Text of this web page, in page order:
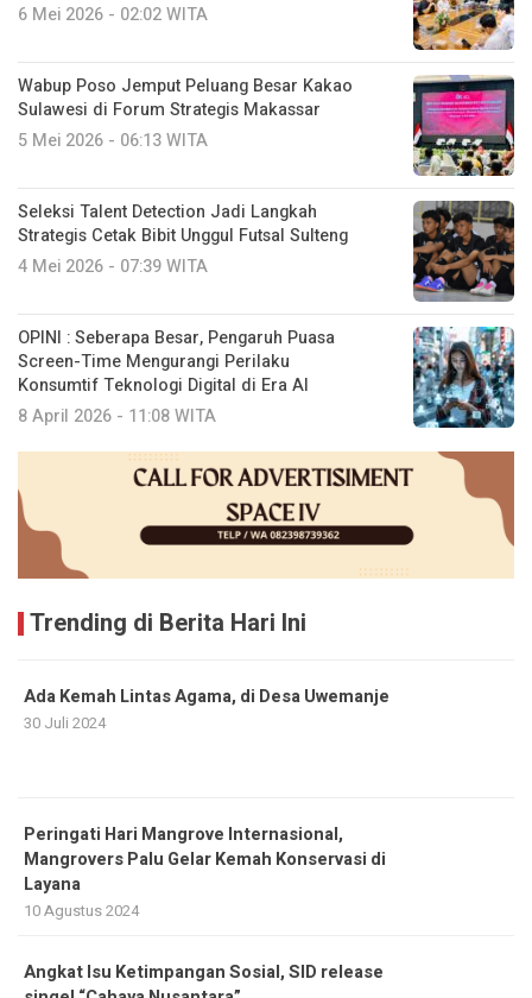
6 Mei 2026 - 02:02 WITA
Wabup Poso Jemput Peluang Besar Kakao
Sulawesi di Forum Strategis Makassar
5 Mei 2026 - 06:13 WITA
Seleksi Talent Detection Jadi Langkah
Strategis Cetak Bibit Unggul Futsal Sulteng
4 Mei 2026 - 07:39 WITA
OPINI : Seberapa Besar, Pengaruh Puasa
Screen-Time Mengurangi Perilaku
Konsumtif Teknologi Digital di Era AI
8 April 2026 - 11:08 WITA
Trending di Berita Hari Ini
Ada Kemah Lintas Agama, di Desa Uwemanje
30 Juli 2024
Peringati Hari Mangrove Internasional,
Mangrovers Palu Gelar Kemah Konservasi di
Layana
10 Agustus 2024
Angkat Isu Ketimpangan Sosial, SID release